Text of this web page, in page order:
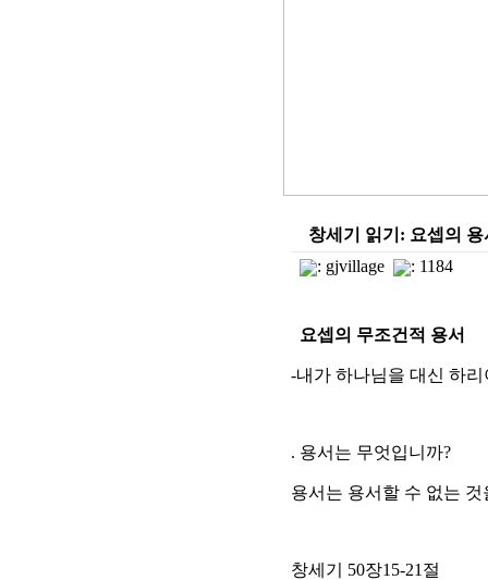
창세기 읽기: 요셉의 용
: gjvillage : 1184
요셉의 무조건적 용서
-내가 하나님을 대신 하리
. 용서는 무엇입니까?
용서는 용서할 수 없는
창세기 50장15-21절